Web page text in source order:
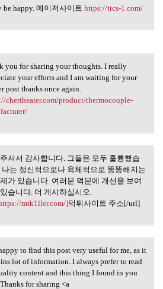
happy. 메이저사이트 https://ttcs-1.com/
you for sharing your
you for sharing your thoughts. I really
your efforts and I am waiting for your
post thanks once again.
cheriheater.com/product/thermocouple-
셔서 감사합니다. 그들은
훌륭했습니다.
셔서 감사합니다. 그들은 모두 훌륭했습
나는 정신적으로나 육체적으로 뚱뚱해지는
가 있습니다. 여러분 덕분에 개선을 보여
습니다. 더 게시하십시오.
mtk1ller.com/]먹튀사이트 주소[/url]
to find this post
to find this post very useful for me, as it
lot of information. I always prefer to read
content and this thing I found in you
for sharing <a